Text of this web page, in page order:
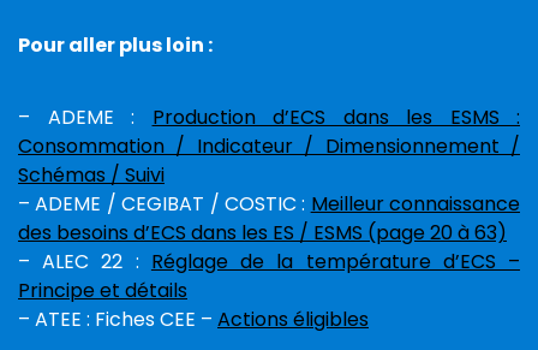
Pour aller plus loin :
– ADEME : Production d’ECS dans les ESMS :
Consommation / Indicateur / Dimensionnement /
Schémas / Suivi
– ADEME / CEGIBAT / COSTIC : Meilleur connaissance
des besoins d’ECS dans les ES / ESMS (page 20 à 63)
– ALEC 22 : Réglage de la température d’ECS –
Principe et détails
– ATEE : Fiches CEE – Actions éligibles